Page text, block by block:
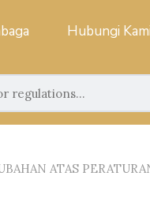
Hubungi Kami
ATAS